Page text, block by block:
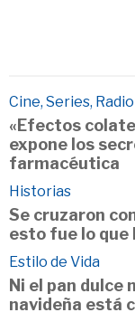
Cine, Series,
«Efectos
expone los
farmacéutica
Historias
Se cruzaron
esto fue lo que
Estilo de Vida
Ni el pan
navideña está